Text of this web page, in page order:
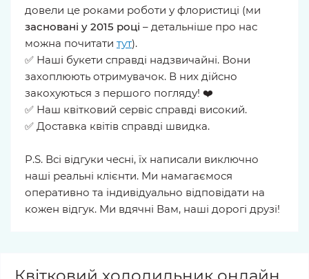
довели це роками роботи у флористиці (ми
засновані у 2015 році – детальніше про нас
можна почитати тут).
✅ Наші букети справді надзвичайні. Вони
захоплюють отримувачок. В них дійсно
закохуються з першого погляду! ❤️
✅ Наш квітковий сервіс справді високий.
✅ Доставка квітів справді швидка.
P.S. Всі відгуки чесні, їх написали виключно
наші реальні клієнти. Ми намагаємося
оперативно та індивідуально відповідати на
кожен відгук. Ми вдячні Вам, наші дорогі друзі!